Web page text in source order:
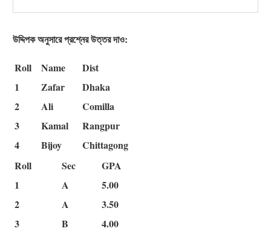
উদ্দিপক অনুসারে প্রশ্নের উত্তর দাও:
Roll Name
Dist
1
Zafar
Dhaka
2
Ali
Comilla
3
Kamal
Rangpur
4
Bijoy
Chittagong
Roll
Sec
GPA
1
A
5.00
2
A
3.50
3
B
4.00